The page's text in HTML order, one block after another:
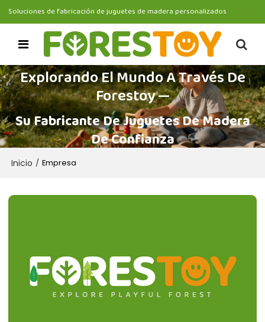
Soluciones de fabricación de juguetes de madera personalizados
Explorando El Mundo A Través De
Forestoy —
Su Fabricante De Juguetes De Madera
De Confianza
Inicio / Empresa